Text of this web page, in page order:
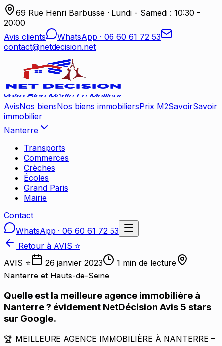
69 Rue Henri Barbusse · Lundi - Samedi : 10:30 -
20:00
Avis clients
WhatsApp · 06 60 61 72 53
contact@netdecision.net
AvisNos biensNos biens immobiliersPrix M2SavoirSavoir
immobilier
Nanterre
Transports
Commerces
Crèches
Écoles
Grand Paris
Mairie
Contact
WhatsApp · 06 60 61 72 53
Retour à AVIS ⭐
AVIS ⭐
26 janvier 2023 1 min de lecture
Nanterre et Hauts-de-Seine
Quelle est la meilleure agence immobilière à
Nanterre ? évidement NetDécision Avis 5 stars
sur Google.
🏆 MEILLEURE AGENCE IMMOBILIÈRE À NANTERRE –